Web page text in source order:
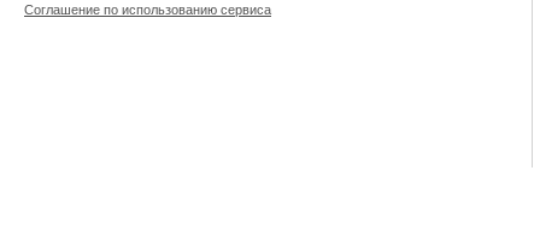
Соглашение по использованию сервиса